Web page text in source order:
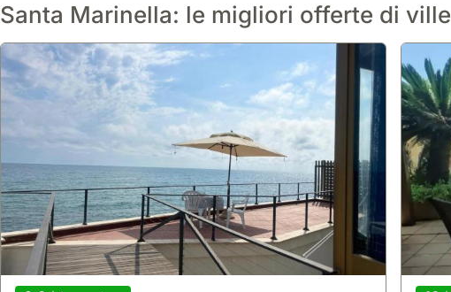
Santa Marinella: le migliori offerte di ville